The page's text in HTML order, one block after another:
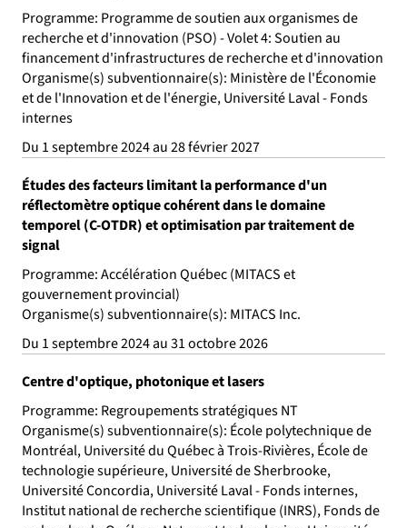
Programme: Programme de soutien aux organismes de
recherche et d'innovation (PSO) - Volet 4: Soutien au
financement d'infrastructures de recherche et d'innovation
Organisme(s) subventionnaire(s): Ministère de l'Économie
et de l'Innovation et de l'énergie, Université Laval - Fonds
internes
Du 1 septembre 2024 au 28 février 2027
Études des facteurs limitant la performance d'un
réflectomètre optique cohérent dans le domaine
temporel (C-OTDR) et optimisation par traitement de
signal
Programme: Accélération Québec (MITACS et
gouvernement provincial)
Organisme(s) subventionnaire(s): MITACS Inc.
Du 1 septembre 2024 au 31 octobre 2026
Centre d'optique, photonique et lasers
Programme: Regroupements stratégiques NT
Organisme(s) subventionnaire(s): École polytechnique de
Montréal, Université du Québec à Trois-Rivières, École de
technologie supérieure, Université de Sherbrooke,
Université Concordia, Université Laval - Fonds internes,
Institut national de recherche scientifique (INRS), Fonds de